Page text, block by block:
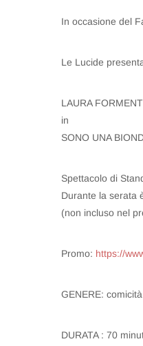
In occasione del
Le Lucide
LAURA
in
SONO UNA
Spettacolo di
Durante la serata
(non incluso nel
Promo: https://
GENERE:
DURATA : 70